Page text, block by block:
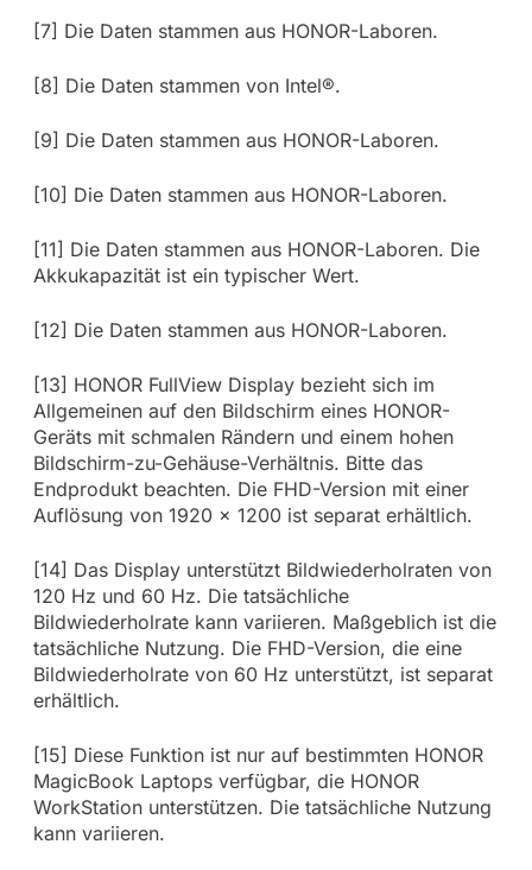
[7] Die Daten stammen aus HONOR-Laboren.
[8] Die Daten stammen von Intel®.
[9] Die Daten stammen aus HONOR-Laboren.
[10] Die Daten stammen aus HONOR-Laboren.
[11] Die Daten stammen aus HONOR-Laboren. Die
Akkukapazität ist ein typischer Wert.
[12] Die Daten stammen aus HONOR-Laboren.
[13] HONOR FullView Display bezieht sich im
Allgemeinen auf den Bildschirm eines HONOR-
Geräts mit schmalen Rändern und einem hohen
Bildschirm-zu-Gehäuse-Verhältnis. Bitte das
Endprodukt beachten. Die FHD-Version mit einer
Auflösung von 1920 x 1200 ist separat erhältlich.
[14] Das Display unterstützt Bildwiederholraten von
120 Hz und 60 Hz. Die tatsächliche
Bildwiederholrate kann variieren. Maßgeblich ist die
tatsächliche Nutzung. Die FHD-Version, die eine
Bildwiederholrate von 60 Hz unterstützt, ist separat
erhältlich.
[15] Diese Funktion ist nur auf bestimmten HONOR
MagicBook Laptops verfügbar, die HONOR
WorkStation unterstützen. Die tatsächliche Nutzung
kann variieren.